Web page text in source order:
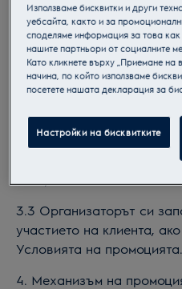
3.2 Участвайки в
опция да се съгласят с
техните лични данни от
неговите
комуникирана само, ако
недвусмислено се
на покупката (като
3.3 Организаторът си
участието на клиента,
Условията на промоцията.
4. Механизъм на
Използваме бисквитки и други
уебсайта, както и за
споделяме информация за това
нашите партньори от социалните
Като кликнете върху „Приемане на
начина, по който използваме
посетете нашата декларация за
Настройки на бисквитките